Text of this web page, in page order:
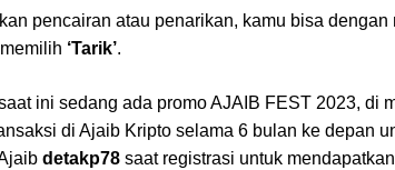
pencairan atau penarikan, kamu bisa
‘Tarik’.
ini sedang ada promo AJAIB FEST 2023, di
di Ajaib Kripto selama 6 bulan ke depan
detakp78 saat registrasi untuk